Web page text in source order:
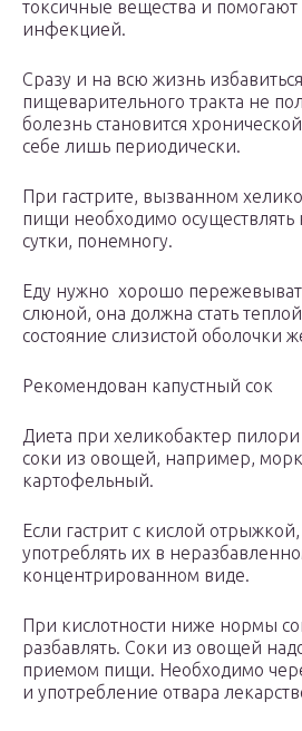
токсичные вещества и помогают
инфекцией.
Сразу и на всю жизнь
пищеварительного тракта не
болезнь становится
себе лишь периодически.
При гастрите, вызванном
пищи необходимо осуществлять
сутки, понемногу.
Еду нужно хорошо
слюной, она должна стать
состояние слизистой оболочки
Рекомендован капустный сок
Диета при хеликобактер
соки из овощей, например,
картофельный.
Если гастрит с кислой
употреблять их в
концентрированном виде.
При кислотности ниже нормы
разбавлять. Соки из овощей
приемом пищи. Необходимо
и употребление отвара